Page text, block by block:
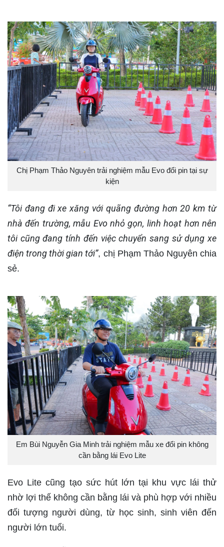
Chị Phạm Thảo Nguyên trải nghiệm mẫu Evo đổi pin tại sự
kiện
“Tôiđang đi xe xăng với quãng đường hơn 20 km từ
nhà đến trường, mẫu Evo nhỏ gọn, linh hoạt hơn nên
tôicũng đang tính đến việc chuyển sang sử dụng xe
điện trongthời gian tới”, chị Phạm Thảo Nguyên chia
sẻ.
Em Bùi Nguyễn Gia Minh trải nghiệm mẫu xe đổi pin không
cần bằng lái Evo Lite
Evo Lite cũng tạo sức hút lớn tại khu vực lái thử
nhờ lợi thế không cần bằng lái và phù hợp với nhiều
đối tượng người dùng, từ học sinh, sinh viên đến
người lớn tuổi.